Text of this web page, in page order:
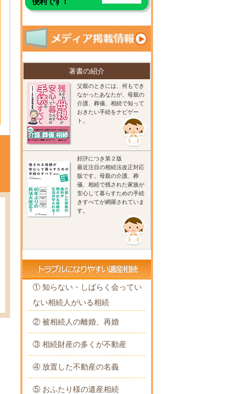
著書の紹介
父親のときには、何もでき
なかったあなたが、母親の
介護、葬儀、相続で知って
おきたい手続をナビゲー
ト。
好評につき第２版
最近注目の相続法改正対応
版です。母親の介護、葬
儀、相続で残された家族が
安心して暮らすための手続
きすべてが網羅されていま
す。
① 知らない・しばらく会ってい
ない相続人がいる相続
② 被相続人の離婚、再婚
③ 相続財産の多くが不動産
④ 放置した不動産の名義
⑤ おふたり様の遺産相続